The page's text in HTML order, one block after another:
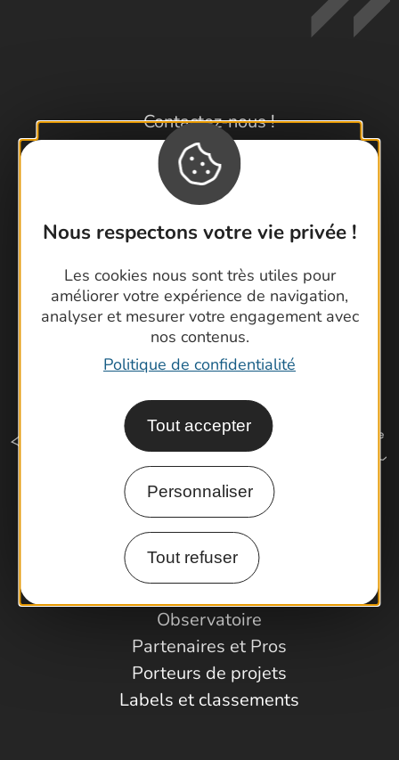
Nous respectons votre vie privée !
Les cookies nous sont très utiles pour
améliorer votre expérience de navigation,
analyser et mesurer votre engagement avec
nos contenus.
Politique de confidentialité
Tout accepter
Personnaliser
Tout refuser
Contactez-nous !
Foire aux questions
Brochures
Cartoguides et Topoguides
Latitude Gard
Comment venir ?
Observatoire
Partenaires et Pros
Porteurs de projets
Labels et classements